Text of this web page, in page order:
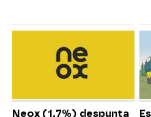
Neox (1,7%) despunta